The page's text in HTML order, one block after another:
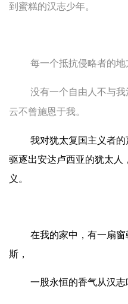
到蜜糕的汉志少年。
每一个抵抗侵略者的地
没有一个自由人不与
云不曾施恩于我。
我对犹太复国主义者
驱逐出安达卢西亚的犹太人
义。
在我的家中，有一扇
斯，
一股永恒的香气从汉志